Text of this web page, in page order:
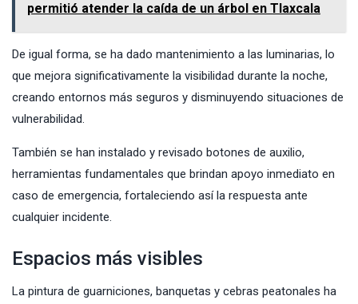
permitió atender la caída de un árbol en Tlaxcala
De igual forma, se ha dado mantenimiento a las luminarias, lo
que mejora significativamente la visibilidad durante la noche,
creando entornos más seguros y disminuyendo situaciones de
vulnerabilidad.
También se han instalado y revisado botones de auxilio,
herramientas fundamentales que brindan apoyo inmediato en
caso de emergencia, fortaleciendo así la respuesta ante
cualquier incidente.
Espacios más visibles
La pintura de guarniciones, banquetas y cebras peatonales ha